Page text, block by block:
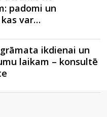
padomi un
var…
ikdienai un
laikam – konsultē